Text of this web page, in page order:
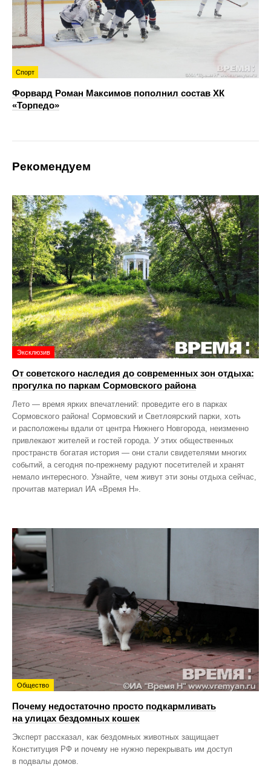
Спорт
Форвард Роман Максимов пополнил состав ХК
«Торпедо»
Рекомендуем
Эксклюзив
От советского наследия до современных зон отдыха:
прогулка по паркам Сормовского района
Лето — время ярких впечатлений: проведите его в парках
Сормовского района! Сормовский и Светлоярский парки, хоть
и расположены вдали от центра Нижнего Новгорода, неизменно
привлекают жителей и гостей города. У этих общественных
пространств богатая история — они стали свидетелями многих
событий, а сегодня по‑прежнему радуют посетителей и хранят
немало интересного. Узнайте, чем живут эти зоны отдыха сейчас,
прочитав материал ИА «Время Н».
Общество
Почему недостаточно просто подкармливать
на улицах бездомных кошек
Эксперт рассказал, как бездомных животных защищает
Конституция РФ и почему не нужно перекрывать им доступ
в подвалы домов.